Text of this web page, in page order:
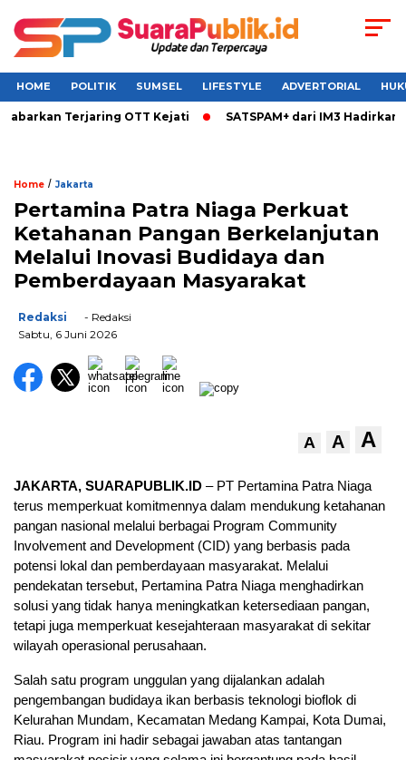
HOME POLITIK SUMSEL LIFESTYLE ADVERTORIAL
Terjaring OTT Kejati SATSPAM+ dari IM3 Hadirkan
Home / Jakarta
Pertamina Patra Niaga Perkuat
Ketahanan Pangan Berkelanjutan
Melalui Inovasi Budidaya dan
Pemberdayaan Masyarakat
Redaksi
- Redaksi
Sabtu, 6 Juni 2026
A A A
JAKARTA, SUARAPUBLIK.ID – PT Pertamina Patra Niaga
terus memperkuat komitmennya dalam mendukung ketahanan
pangan nasional melalui berbagai Program Community
Involvement and Development (CID) yang berbasis pada
potensi lokal dan pemberdayaan masyarakat. Melalui
pendekatan tersebut, Pertamina Patra Niaga menghadirkan
solusi yang tidak hanya meningkatkan ketersediaan pangan,
tetapi juga memperkuat kesejahteraan masyarakat di sekitar
wilayah operasional perusahaan.
Salah satu program unggulan yang dijalankan adalah
pengembangan budidaya ikan berbasis teknologi bioflok di
Kelurahan Mundam, Kecamatan Medang Kampai, Kota Dumai,
Riau. Program ini hadir sebagai jawaban atas tantangan